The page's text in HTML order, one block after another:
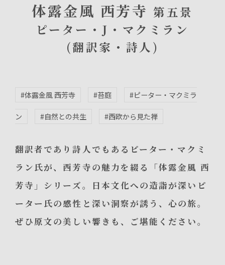
体露金風 西芳寺第五景
ピーター・J・マクミラン
(翻訳家・詩人)
#体露金風 西芳寺 #苔庭 #ピーター・マクミラ
ン #自然との共生 #西欧から見た禅
翻訳者であり詩人でもあるピーター・マクミ
ラン氏が、西芳寺の魅力を綴る「体露金風 西
芳寺」シリーズ。日本文化への造詣が深いピ
ーター氏の感性と深い洞察が誘う、心の旅。
ぜひ原文の美しい響きも、ご堪能ください。